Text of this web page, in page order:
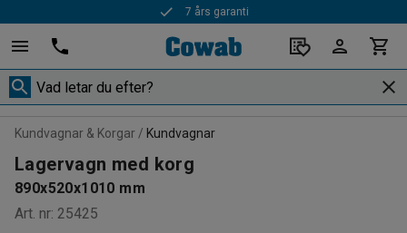
7 års garanti
Kundvagnar & Korgar Kundvagnar
Lagervagn med korg
890x520x1010 mm
Art. nr: 25425